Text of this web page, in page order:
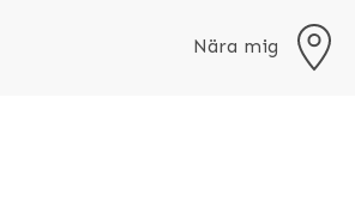
Nära mig